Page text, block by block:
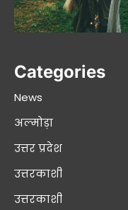
Categories
News
अल्मोड़ा
उत्तर प्रदेश
उत्तरकाशी
उत्तरकाशी